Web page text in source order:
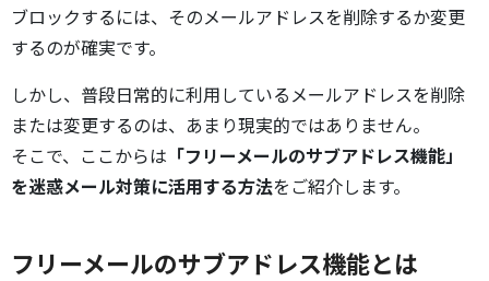
ブロックするには、そのメールアドレスを削除するか変更
するのが確実です。
しかし、普段日常的に利用しているメールアドレスを削除
または変更するのは、あまり現実的ではありません。
そこで、ここからは 「フリーメールのサブアドレス機能」
を迷惑メール対策に活用する方法をご紹介します。
フリーメールのサブアドレス機能とは